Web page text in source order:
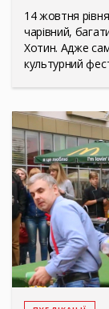
14 жовтня
чарівний,
Хотин. Адже
культурний